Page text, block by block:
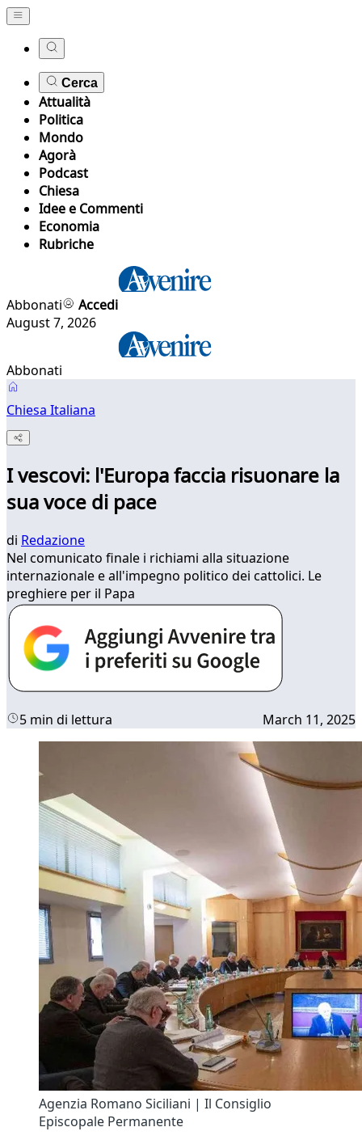
Cerca
Attualità
Politica
Mondo
Agorà
Podcast
Chiesa
Idee e Commenti
Economia
Rubriche
Abbonati
Accedi
August 7, 2026
Abbonati
Chiesa Italiana
I vescovi: l'Europa faccia risuonare la
sua voce di pace
di Redazione
Nel comunicato finale i richiami alla situazione
internazionale e all'impegno politico dei cattolici. Le
preghiere per il Papa
5 min di lettura March 11, 2025
Agenzia Romano Siciliani | Il Consiglio
Episcopale Permanente